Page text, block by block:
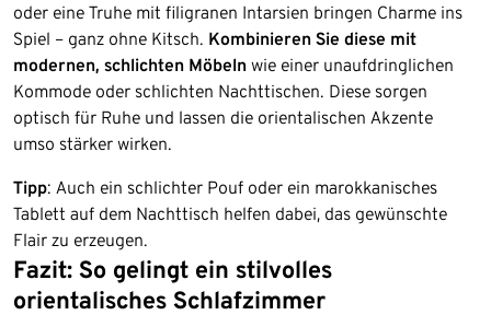
oder eine Truhe mit filigranen Intarsien bringen Charme ins
Spiel – ganz ohne Kitsch. Kombinieren Sie diese mit
modernen, schlichten Möbeln wie einer unaufdringlichen
Kommode oder schlichten Nachttischen. Diese sorgen
optisch für Ruhe und lassen die orientalischen Akzente
umso stärker wirken.
Tipp: Auch ein schlichter Pouf oder ein marokkanisches
Tablett auf dem Nachttisch helfen dabei, das gewünschte
Flair zu erzeugen.
Fazit: So gelingt ein stilvolles
orientalisches Schlafzimmer